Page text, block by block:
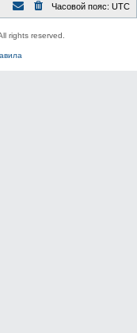
Часовой пояс: UTC
rights reserved.